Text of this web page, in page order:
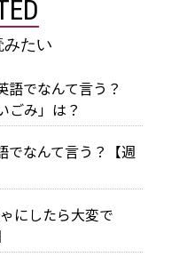
みたい
語でなんて言う？
ごみ」は？
でなんて言う？【週
にしたら大変で